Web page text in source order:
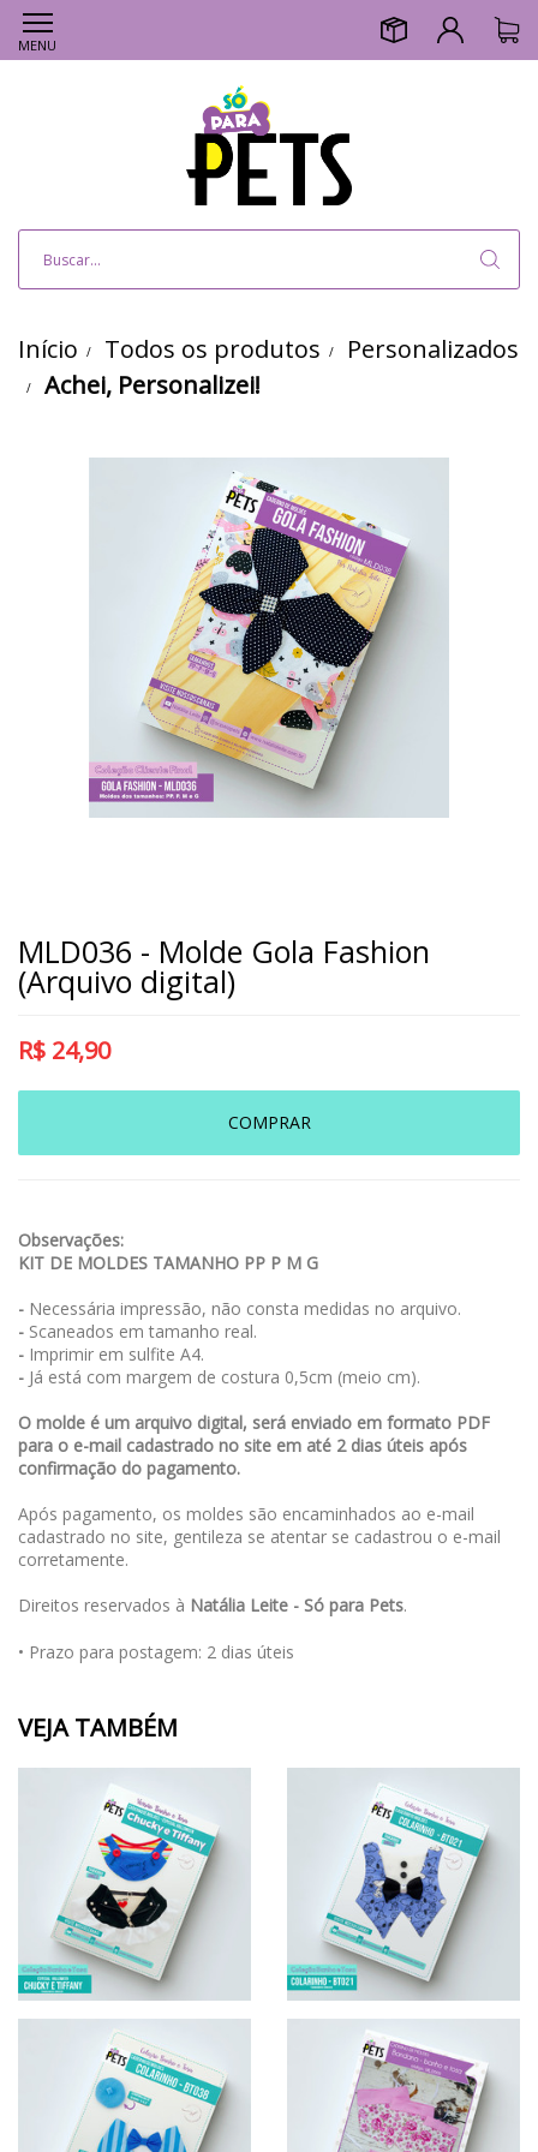
MENU
Início Todos os produtos
Personalizados
Achei, Personalizei!
MLD036 - Molde Gola Fashion
(Arquivo digital)
R$ 24,90
COMPRAR
Observações:
KIT DE MOLDES TAMANHO PP P M G
- Necessária impressão, não consta medidas no arquivo.
- Scaneados em tamanho real.
- Imprimir em sulfite A4.
- Já está com margem de costura 0,5cm (meio cm).
O molde é um arquivo digital, será enviado em formato PDF
para o e-mail cadastrado no site em até 2 dias úteis após
confirmação do pagamento.
Após pagamento, os moldes são encaminhados ao e-mail
cadastrado no site, gentileza se atentar se cadastrou o e-mail
corretamente.
Direitos reservados à Natália Leite - Só para Pets.
• Prazo para postagem: 2 dias úteis
VEJA TAMBÉM